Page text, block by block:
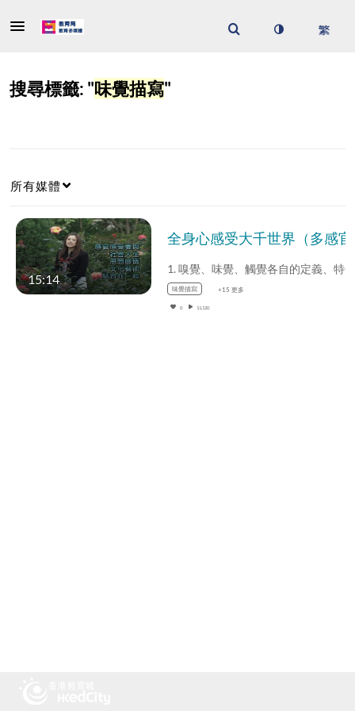
搜尋標籤: "味覺描寫"
所有媒體
15:14
味覺描寫 +15 更多
0 11,120